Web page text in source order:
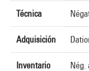
Técnica
Adquisición
Inventario Nég.